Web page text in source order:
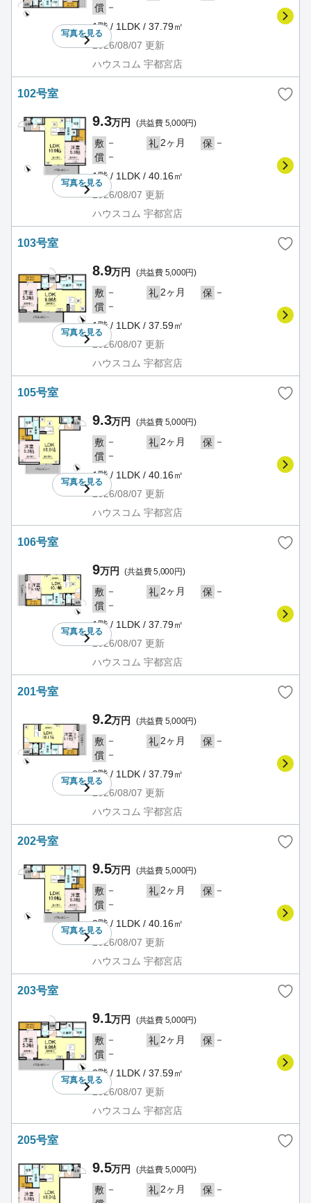
写真を見る
償 －
1階 / 1LDK / 37.79㎡
2026/08/07 更新
ハウスコム 宇都宮店
102号室
写真を見る
9.3万円 (共益費 5,000円)
敷 － 礼 2ヶ月 保 －
償 －
1階 / 1LDK / 40.16㎡
2026/08/07 更新
ハウスコム 宇都宮店
103号室
写真を見る
8.9万円 (共益費 5,000円)
敷 － 礼 2ヶ月 保 －
償 －
1階 / 1LDK / 37.59㎡
2026/08/07 更新
ハウスコム 宇都宮店
105号室
写真を見る
9.3万円 (共益費 5,000円)
敷 － 礼 2ヶ月 保 －
償 －
1階 / 1LDK / 40.16㎡
2026/08/07 更新
ハウスコム 宇都宮店
106号室
写真を見る
9万円 (共益費 5,000円)
敷 － 礼 2ヶ月 保 －
償 －
1階 / 1LDK / 37.79㎡
2026/08/07 更新
ハウスコム 宇都宮店
201号室
写真を見る
9.2万円 (共益費 5,000円)
敷 － 礼 2ヶ月 保 －
償 －
2階 / 1LDK / 37.79㎡
2026/08/07 更新
ハウスコム 宇都宮店
202号室
写真を見る
9.5万円 (共益費 5,000円)
敷 － 礼 2ヶ月 保 －
償 －
2階 / 1LDK / 40.16㎡
2026/08/07 更新
ハウスコム 宇都宮店
203号室
写真を見る
9.1万円 (共益費 5,000円)
敷 － 礼 2ヶ月 保 －
償 －
2階 / 1LDK / 37.59㎡
2026/08/07 更新
ハウスコム 宇都宮店
205号室
9.5万円 (共益費 5,000円)
敷 － 礼 2ヶ月 保 －